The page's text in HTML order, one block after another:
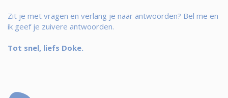
Zit je met vragen en verlang je naar antwoorden? Bel me en
ik geef je zuivere antwoorden.
Tot snel, liefs Doke.